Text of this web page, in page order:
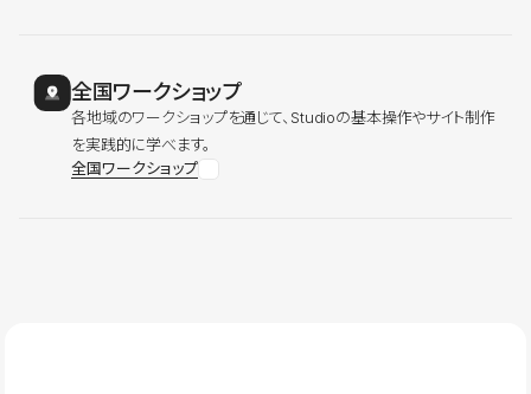
全国ワークショップ
各地域のワークショップを通じて、Studioの基本操作やサイト制作
を実践的に学べます。
全国ワークショップ